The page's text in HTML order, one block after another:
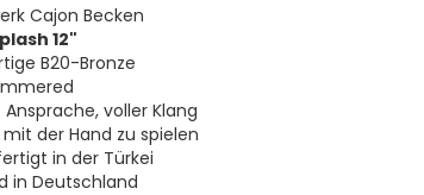
Cajon Becken
12"
B20-Bronze
voller Klang
der Hand zu spielen
in der Türkei
in Deutschland